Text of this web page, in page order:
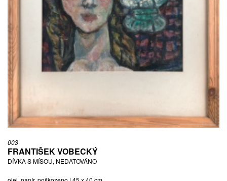
003
FRANTIŠEK VOBECKÝ
DÍVKA S MÍSOU, NEDATOVÁNO